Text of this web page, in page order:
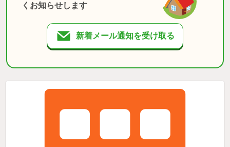
くお知らせします
新着メール通知を受け取る